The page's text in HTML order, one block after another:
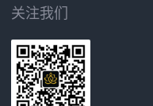
关注我们